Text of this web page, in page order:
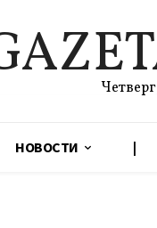
НОВОСТИ |